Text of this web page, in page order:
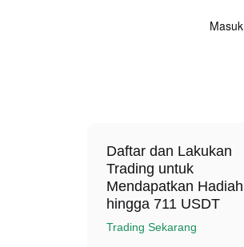
Masuk
Daftar dan Lakukan
Trading untuk
Mendapatkan Hadiah
hingga 711 USDT
Trading Sekarang